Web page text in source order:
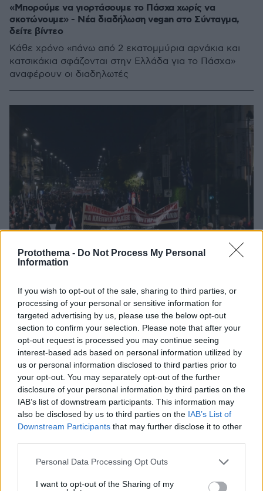
Protothema - Do Not Process My Personal
Information
If you wish to opt-out of the sale, sharing to third parties, or
processing of your personal or sensitive information for
targeted advertising by us, please use the below opt-out
section to confirm your selection. Please note that after your
opt-out request is processed you may continue seeing
interest-based ads based on personal information utilized by
us or personal information disclosed to third parties prior to
your opt-out. You may separately opt-out of the further
disclosure of your personal information by third parties on the
IAB’s list of downstream participants. This information may
also be disclosed by us to third parties on the IAB’s List of
Downstream Participants that may further disclose it to other
Please note that this website/app uses one or more Google
not limited to your visit or usage behaviour. You may click to
Personal Data Processing Opt Outs
I want to opt-out of the Sharing of my
«Μπορούμε να γιορτάσουμε το Πάσχα χωρίς να
σκοτώνουμε» - Νέα διαδήλωση vegan στο Σύνταγμα,
δείτε βίντεο
Κάθε χρόνο «πάνω από 2 εκατομμύρια αρνάκια και
κατσικάκια σφάζονται στην Ελλάδα για το Πάσχα»
αναφέρουν οι διαδηλωτές
Αντιπολεμικό συλλαλητήριο στο Σύνταγμα και πορεία
στην πρεσβεία των ΗΠΑ, δείτε φωτογραφίες
Συμμετείχαν σωματεία και φορείς – Συνάντηση με
τον υφυπουργό Οικονομικών και έντονες
αντιδράσεις για τις δαπάνες εξοπλισμών
28.03.2026, 01:18 15